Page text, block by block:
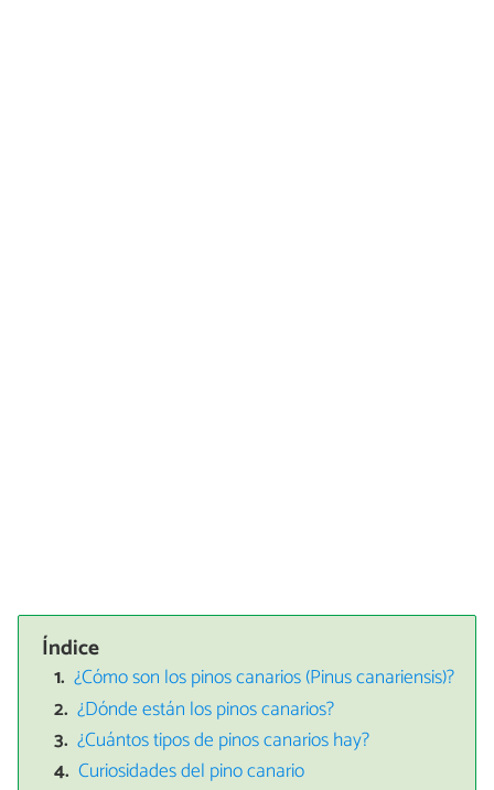
Índice
¿Cómo son los pinos canarios (Pinus canariensis)?
¿Dónde están los pinos canarios?
¿Cuántos tipos de pinos canarios hay?
Curiosidades del pino canario